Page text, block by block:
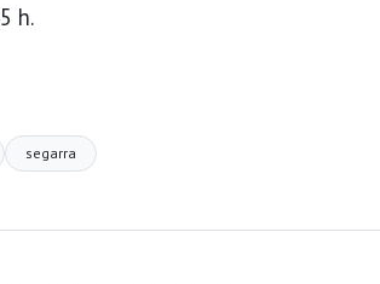
h.
segarra